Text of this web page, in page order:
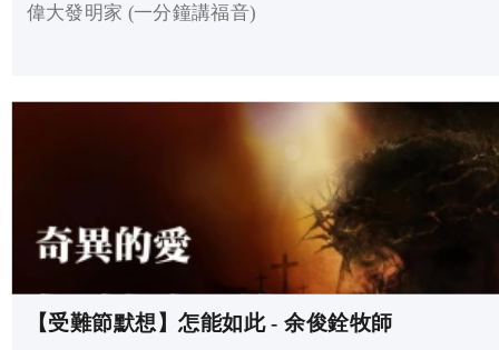
偉大發明家 (一分鐘講福音)
【受難節默想】怎能如此 - 余俊銓牧師